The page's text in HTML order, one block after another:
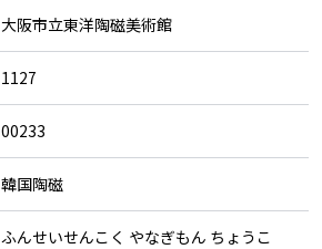
大阪市立東洋陶磁美術館
1127
00233
韓国陶磁
ふんせいせんこく やなぎもん ちょうこ